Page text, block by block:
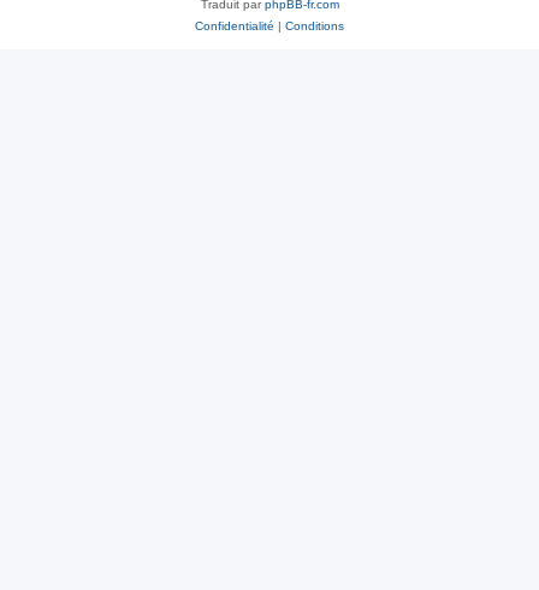
Traduit parphpBB-fr.com
Confidentialité | Conditions